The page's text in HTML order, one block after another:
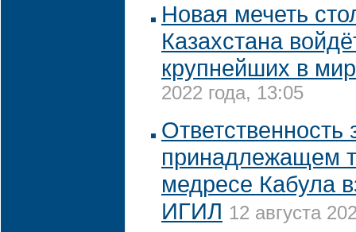
Новая мечеть
Казахстана
крупнейших в
2022 года, 13:05
Ответственность
принадлежащем
медресе Кабула
ИГИЛ 12 августа